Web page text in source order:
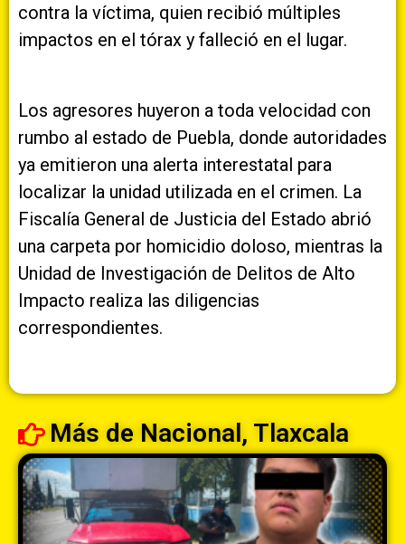
contra la víctima, quien recibió múltiples
impactos en el tórax y falleció en el lugar.
Los agresores huyeron a toda velocidad con
rumbo al estado de Puebla, donde autoridades
ya emitieron una alerta interestatal para
localizar la unidad utilizada en el crimen. La
Fiscalía General de Justicia del Estado abrió
una carpeta por homicidio doloso, mientras la
Unidad de Investigación de Delitos de Alto
Impacto realiza las diligencias
correspondientes.
Más de Nacional, Tlaxcala